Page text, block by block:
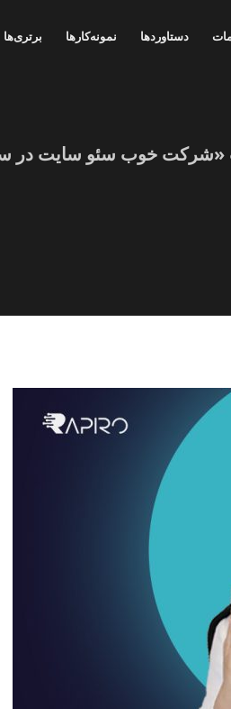
دستاوردها نمونه‌کارها برتری‌ها
«شرکت خوب سئو سایت در